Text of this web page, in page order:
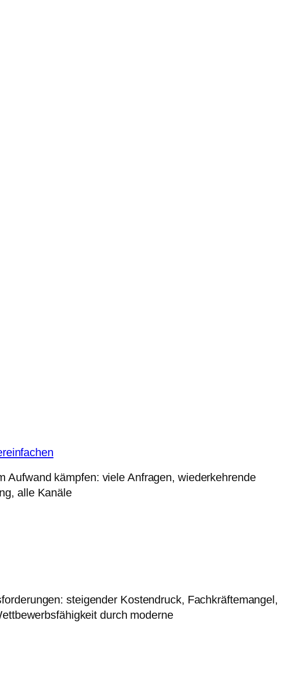
Aufwand kämpfen: viele Anfragen, wiederkehrende
alle Kanäle
steigender Kostendruck, Fachkräftemangel,
durch moderne